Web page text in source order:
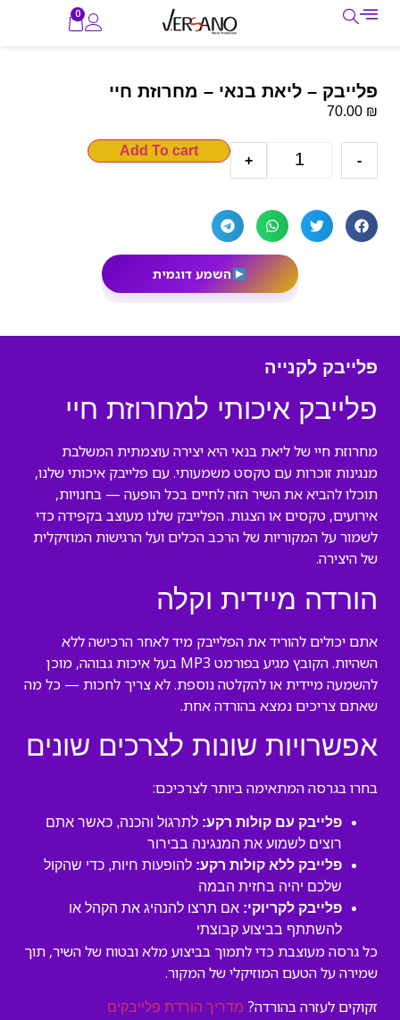
0
פלייבק – ליאת בנאי – מחרוזת חיי
70.00 ₪
-
+
Add To cart
השמע דוגמית
פלייבק לקנייה
פלייבק איכותי למחרוזת חיי
מחרוזת חיי של ליאת בנאי היא יצירה עוצמתית המשלבת
מנגינות זוכרות עם טקסט משמעותי. עם פלייבק איכותי שלנו,
תוכלו להביא את השיר הזה לחיים בכל הופעה — בחנויות,
אירועים, טקסים או הצגות. הפלייבק שלנו מעוצב בקפידה כדי
לשמור על המקוריות של הרכב הכלים ועל הרגישות המוזיקלית
של היצירה.
הורדה מיידית וקלה
אתם יכולים להוריד את הפלייבק מיד לאחר הרכישה ללא
השהיות. הקובץ מגיע בפורמט MP3 בעל איכות גבוהה, מוכן
להשמעה מיידית או להקלטה נוספת. לא צריך לחכות — כל מה
שאתם צריכים נמצא בהורדה אחת.
אפשרויות שונות לצרכים שונים
בחרו בגרסה המתאימה ביותר לצרכיכם:
פלייבק עם קולות רקע: לתרגול והכנה, כאשר אתם
רוצים לשמוע את המנגינה בבירור
פלייבק ללא קולות רקע: להופעות חיות, כדי שהקול
שלכם יהיה בחזית הבמה
פלייבק לקריוקי: אם תרצו להנהיג את הקהל או
להשתתף בביצוע קבוצתי
כל גרסה מעוצבת כדי לתמוך בביצוע מלא ובטוח של השיר, תוך
שמירה על הטעם המוזיקלי של המקור.
זקוקים לעזרה בהורדה? מדריך הורדת פלייבקים